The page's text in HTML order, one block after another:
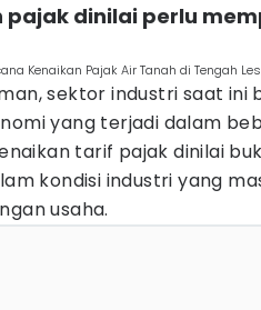
pajak dinilai perlu
Kenaikan Pajak Air Tanah di Tengah
sektor industri saat ini
yang terjadi dalam
tarif pajak dinilai
kondisi industri yang
usaha.